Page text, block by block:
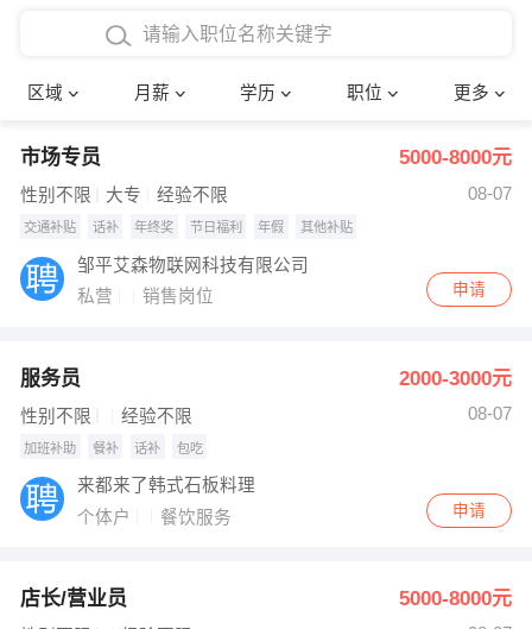
区域 月薪 学历 职位 更多
4000-5000元
8000-12000元
12000-20000元
其他
博士
文员 护士
财务会计 传单派发
超市零售
快递员
收银员
水电/机修
确定
市场专员 5000-8000元
性别不限 大专 经验不限 08-07
交通补贴 话补 年终奖 节日福利 年假 其他补贴
邹平艾森物联网科技有限公司
私营
销售岗位 申请
服务员 2000-3000元
性别不限 经验不限 08-07
加班补助 餐补 话补 包吃
来都来了韩式石板料理
个体户
餐饮服务 申请
店长/营业员 5000-8000元